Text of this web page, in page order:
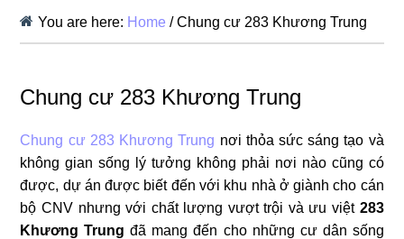
You are here: Home /Chung cư 283 Khương Trung
Chung cư 283 Khương Trung
Chung cư 283 Khương Trung nơi thỏa sức sáng tạo và
không gian sống lý tưởng không phải nơi nào cũng có
được, dự án được biết đến với khu nhà ở giành cho cán
bộ CNV nhưng với chất lượng vượt trội và ưu việt 283
Khương Trung đã mang đến cho những cư dân sống